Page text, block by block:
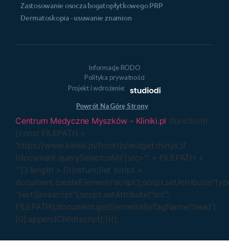
Zastosowanie osocza bogatopłytkowego PRP
Dermatoskopia - usuwanie znamion
Informacje RODO
Polityka prywatności
Projekt i wdrożenie:
Powrót Na Górę Strony
Centrum Medyczne Myszków - Kliniki.pl (function()
{const FILEPATH =
'https://www.kliniki.pl/front/js/widget.min.js';if
(document.querySelectorAll('[src="' + FILEPATH +
'"]').length > 0){return;}let script =
"text/javascript");script.setAttribute("src",
FILEPATH);document.getElementsByTagName('head')
[0].appendChild(script);})();